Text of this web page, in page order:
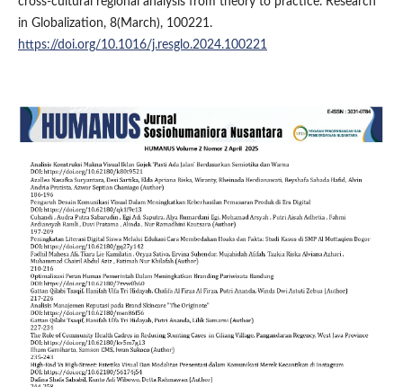
in Globalization, 8(March), 100221.
https://doi.org/10.1016/j.resglo.2024.100221